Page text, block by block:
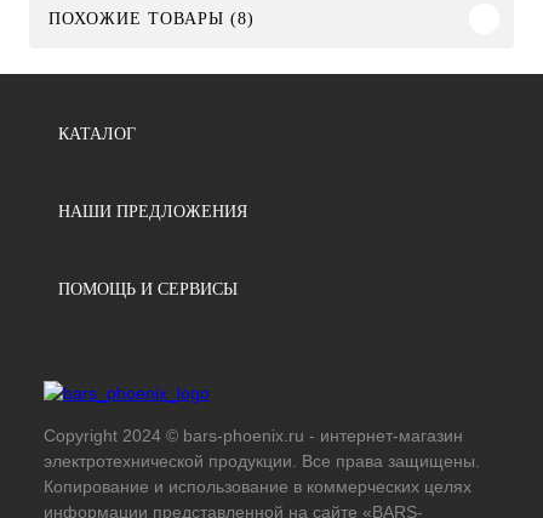
ПОХОЖИЕ ТОВАРЫ (8)
КАТАЛОГ
НАШИ ПРЕДЛОЖЕНИЯ
ПОМОЩЬ И СЕРВИСЫ
Copyright 2024 © bars-phoenix.ru - интернет-магазин
электротехнической продукции. Все права защищены.
Копирование и использование в коммерческих целях
информации представленной на сайте «BARS-